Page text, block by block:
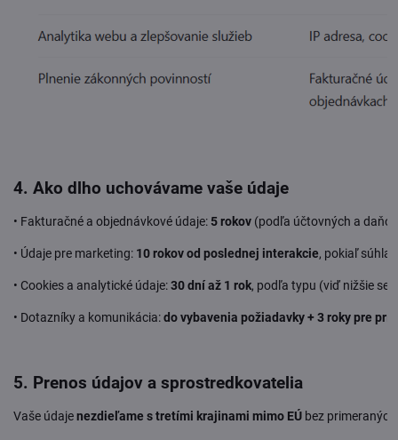
4. Ako dlho uchovávame vaše údaje
• Fakturačné a objednávkové údaje: 5 rokov (podľa účtovných a
• Údaje pre marketing: 10 rokov od poslednej interakcie, pokiaľ
• Cookies a analytické údaje:30 dní až 1 rok, podľa typu (viď nižšie
• Dotazníky a komunikácia:do vybavenia požiadavky + 3 roky pre
5. Prenos údajov a sprostredkovatelia
Vaše údajenezdieľame s tretími krajinami mimo EÚ bez